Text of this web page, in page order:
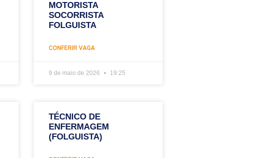
MOTORISTA
SOCORRISTA
FOLGUISTA
CONFERIR VAGA
9 de maio de 2026 19:25
TÉCNICO DE
ENFERMAGEM
(FOLGUISTA)